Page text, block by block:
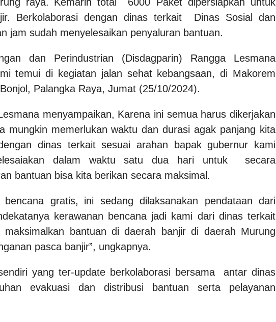
Berkolaborasi dengan dinas terkait Dinas Sosial dan
jam sudah menyelesaikan penyaluran bantuan.
dan Perindustrian (Disdagparin) Rangga Lesmana
temui di kegiatan jalan sehat kebangsaan, di Makorem
Palangka Raya, Jumat (25/10/2024).
menyampaikan, Karena ini semua harus dikerjakan
mungkin memerlukan waktu dan durasi agak panjang kita
dinas terkait sesuai arahan bapak gubernur kami
dalam waktu satu dua hari untuk secara
bantuan bisa kita berikan secara maksimal.
gratis,
ini sedang dilaksanakan pendataan dari
kerawanan bencana jadi kami dari dinas terkait
maksimalkan bantuan di daerah banjir di daerah Murung
pasca banjir”, ungkapnya.
yang ter-update berkolaborasi bersama antar dinas
evakuasi dan distribusi bantuan serta pelayanan